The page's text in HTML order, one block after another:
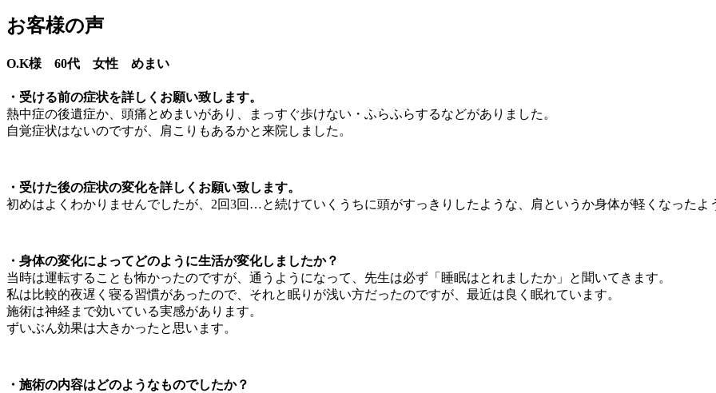
お客様の声
O.K様 60代 女性 めまい
・受ける前の症状を詳しくお願い致します。
熱中症の後遺症か、頭痛とめまいがあり、まっすぐ歩けない・ふらふらするなどがありました。
自覚症状はないのですが、肩こりもあるかと来院しました。
・受けた後の症状の変化を詳しくお願い致します。
初めはよくわかりませんでしたが、2回3回…と続けていくうちに頭がすっきりしたような、肩というか身体が軽くなったよ
・身体の変化によってどのように生活が変化しましたか？
当時は運転することも怖かったのですが、通うようになって、先生は必ず「睡眠はとれましたか」と聞いてきます。
私は比較的夜遅く寝る習慣があったので、それと眠りが浅い方だったのですが、最近は良く眠れています。
施術は神経まで効いている実感があります。
ずいぶん効果は大きかったと思います。
・施術の内容はどのようなものでしたか？